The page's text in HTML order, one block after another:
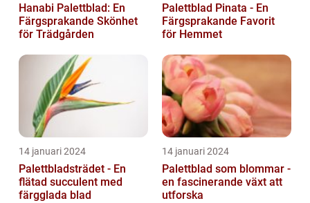
Hanabi Palettblad: En
Färgsprakande Skönhet
för Trädgården
Palettblad Pinata - En
Färgsprakande Favorit
för Hemmet
14 januari 2024
Palettbladsträdet - En
flätad succulent med
färgglada blad
14 januari 2024
Palettblad som blommar -
en fascinerande växt att
utforska